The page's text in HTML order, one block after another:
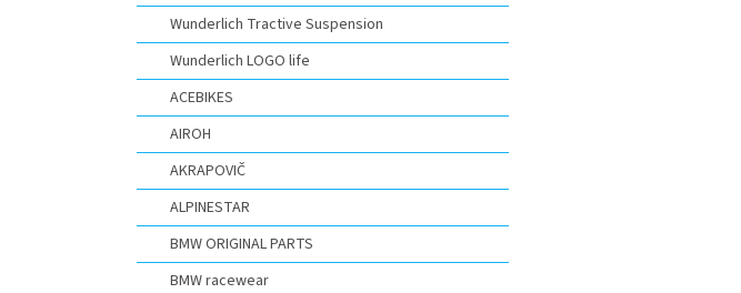
Wunderlich Tractive Suspension
Wunderlich LOGO life
ACEBIKES
AIROH
AKRAPOVIČ
ALPINESTAR
BMW ORIGINAL PARTS
BMW racewear